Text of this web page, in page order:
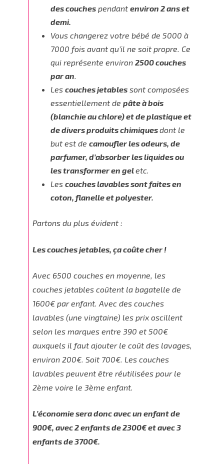
des couches pendant environ 2 ans et
demi.
Vous changerez votre bébé de 5000 à
7000 fois avant qu’il ne soit propre. Ce
qui représente environ 2500 couches
par an.
Les couches jetables sont composées
essentiellement de pâte à bois
(blanchie au chlore) et de plastique et
de divers produits chimiquesdont le
but est de camoufler les odeurs, de
parfumer, d’absorber les liquides ou
les transformer en geletc.
Les couches lavables sont faites en
coton, flanelle et polyester.
Partons du plus évident :
Les couches jetables, ça coûte cher !
Avec 6500 couches en moyenne, les
couches jetables coûtent la bagatelle de
1600€ par enfant. Avec des couches
lavables (une vingtaine) les prix oscillent
selon les marques entre 390 et 500€
auxquels il faut ajouter le coût des lavages,
environ 200€. Soit 700€. Les couches
lavables peuvent être réutilisées pour le
2ème voire le 3ème enfant.
L’économie sera donc avec un enfant de
900€, avec 2 enfants de 2300€ et avec 3
enfants de 3700€.